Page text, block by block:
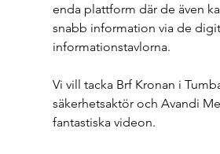
enda plattform där de även
snabb information via de
informationstavlorna.
Vi vill tacka Brf Kronan i
säkerhetsaktör och Avandi
fantastiska videon.